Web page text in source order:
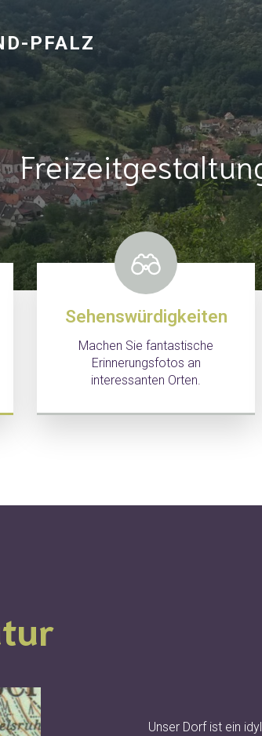
PFALZ
Sehenswürdigkeiten
Machen Sie fantastische
Erinnerungsfotos an
interessanten Orten.
Unser Dorf ist ein